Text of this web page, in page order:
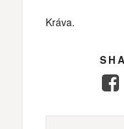
Kráva.